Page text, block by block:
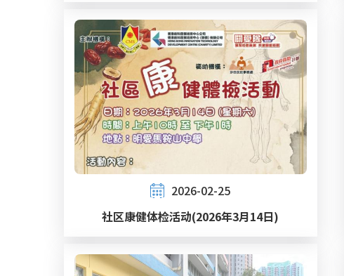
2026-02-25
社区康健体检活动(2026年3月14日)